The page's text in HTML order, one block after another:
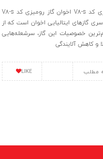
گاز رومیزی کد V8-s اخوان گاز رومیزی کد V8-s
گازهای ایتالیایی اخوان است که از
خصوصیات این گاز، سرشعله‌هایی
و کاهش آلایندگی
LIKE مطلب